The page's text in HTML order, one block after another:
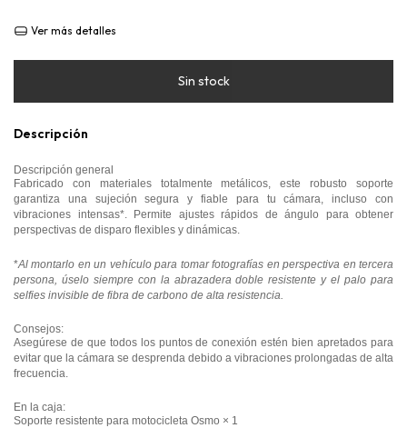
Ver más detalles
Descripción
Descripción general
Fabricado con materiales totalmente metálicos, este robusto soporte
garantiza una sujeción segura y fiable para tu cámara, incluso con
vibraciones intensas*. Permite ajustes rápidos de ángulo para obtener
perspectivas de disparo flexibles y dinámicas.
*Al montarlo en un vehículo para tomar fotografías en perspectiva en tercera
persona, úselo siempre con la abrazadera doble resistente y el palo para
selfies invisible de fibra de carbono de alta resistencia.
Consejos:
Asegúrese de que todos los puntos de conexión estén bien apretados para
evitar que la cámara se desprenda debido a vibraciones prolongadas de alta
frecuencia.
En la caja:
Soporte resistente para motocicleta Osmo × 1